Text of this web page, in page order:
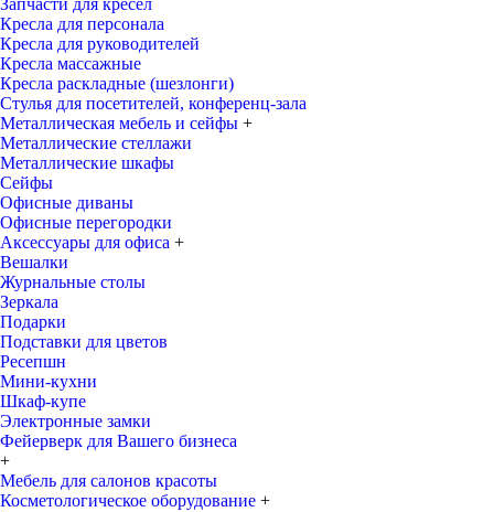
Запчасти для кресел
Кресла для персонала
Кресла для руководителей
Кресла массажные
Кресла раскладные (шезлонги)
Стулья для посетителей, конференц-зала
Металлическая мебель и сейфы +
Металлические стеллажи
Металлические шкафы
Сейфы
Офисные диваны
Офисные перегородки
Аксессуары для офиса +
Вешалки
Журнальные столы
Зеркала
Подарки
Подставки для цветов
Ресепшн
Мини-кухни
Шкаф-купе
Электронные замки
Фейерверк для Вашего бизнеса
+
Мебель для салонов красоты
Косметологическое оборудование +